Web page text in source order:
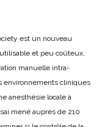
est un nouveau
et peu coûteux,
manuelle intra-
environnements cliniques
anesthésie locale à
mené auprès de 210